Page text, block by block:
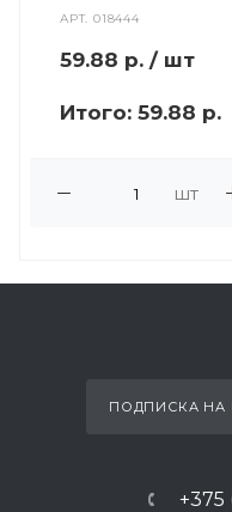
АРТ.018444
59.88 р. / шт
Итого: 59.88 р.
шт
ПОДПИСКА НА
+375